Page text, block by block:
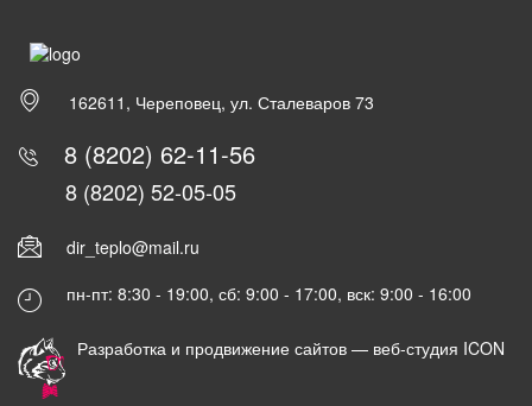
162611, Череповец, ул. Сталеваров 73
8 (8202) 62-11-56
8 (8202) 52-05-05
dir_teplo@mail.ru
пн-пт: 8:30 - 19:00, сб: 9:00 - 17:00, вск: 9:00 - 16:00
Разработка и продвижение сайтов — веб-студия ICON